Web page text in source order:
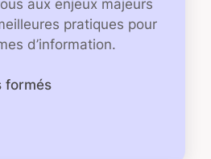
aux enjeux majeurs
pratiques pour
d’information.
formés